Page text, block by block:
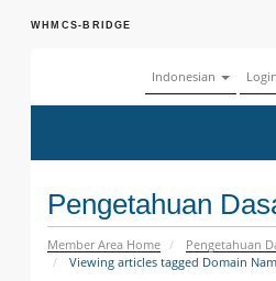
WHMCS-BRIDGE
Indonesian Login
Pengetahuan
Member Area Home
Pengetahuan
Viewing articles tagged Domain